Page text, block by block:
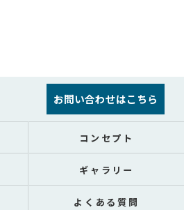
お問い合わせはこちら
コンセプト
ギャラリー
よくある質問